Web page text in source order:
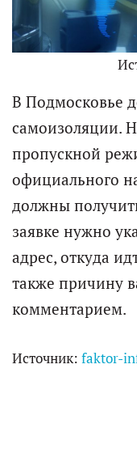
В Подмосковье
самоизоляции.
пропускной
официального
должны
заявке нужно
адрес, откуда
также причину
комментарием.
Источник: faktor-